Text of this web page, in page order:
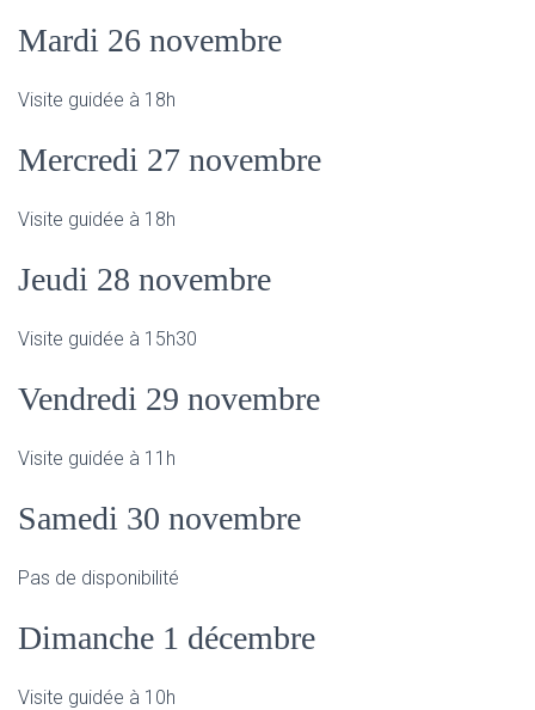
Mardi 26 novembre
Visite guidée à 18h
Mercredi 27 novembre
Visite guidée à 18h
Jeudi 28 novembre
Visite guidée à 15h30
Vendredi 29 novembre
Visite guidée à 11h
Samedi 30 novembre
Pas de disponibilité
Dimanche 1 décembre
Visite guidée à 10h